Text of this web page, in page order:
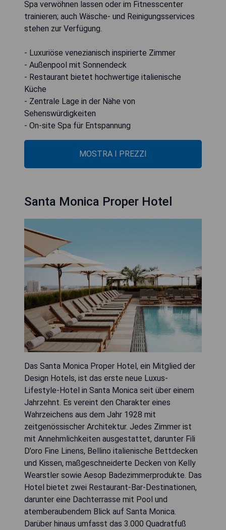
Spa verwöhnen lassen oder im Fitnesscenter
trainieren; auch Wäsche- und Reinigungsservices
stehen zur Verfügung.
- Luxuriöse venezianisch inspirierte Zimmer
- Außenpool mit Sonnendeck
- Restaurant bietet hochwertige italienische
Küche
- Zentrale Lage in der Nähe von
Sehenswürdigkeiten
- On-site Spa für Entspannung
MOSTRA I PREZZI
Santa Monica Proper Hotel
Das Santa Monica Proper Hotel, ein Mitglied der
Design Hotels, ist das erste neue Luxus-
Lifestyle-Hotel in Santa Monica seit über einem
Jahrzehnt. Es vereint den Charakter eines
Wahrzeichens aus dem Jahr 1928 mit
zeitgenössischer Architektur. Jedes Zimmer ist
mit Annehmlichkeiten ausgestattet, darunter Fili
D’oro Fine Linens, Bellino italienische Bettdecken
und Kissen, maßgeschneiderte Decken von Kelly
Wearstler sowie Aesop Badezimmerprodukte. Das
Hotel bietet zwei Restaurant-Bar-Destinationen,
darunter eine Dachterrasse mit Pool und
atemberaubendem Blick auf Santa Monica.
Darüber hinaus umfasst das 3.000 Quadratfuß